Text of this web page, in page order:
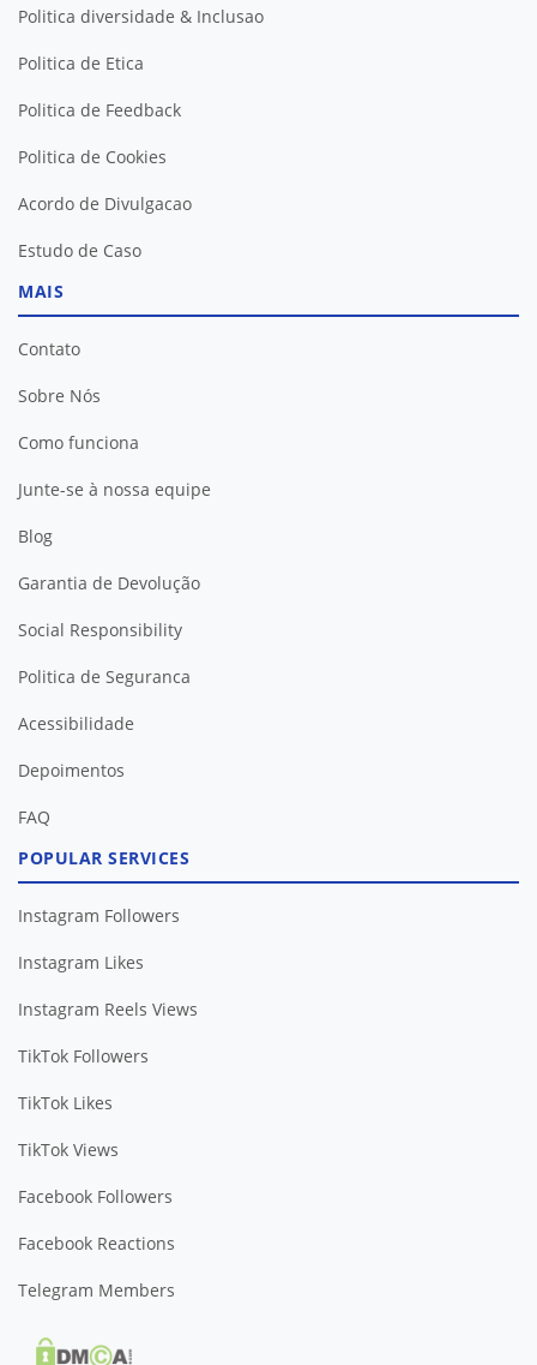
Politica diversidade & Inclusao
Politica de Etica
Politica de Feedback
Politica de Cookies
Acordo de Divulgacao
Estudo de Caso
MAIS
Contato
Sobre Nós
Como funciona
Junte-se à nossa equipe
Blog
Garantia de Devolução
Social Responsibility
Politica de Seguranca
Acessibilidade
Depoimentos
FAQ
POPULAR SERVICES
Instagram Followers
Instagram Likes
Instagram Reels Views
TikTok Followers
TikTok Likes
TikTok Views
Facebook Followers
Facebook Reactions
Telegram Members